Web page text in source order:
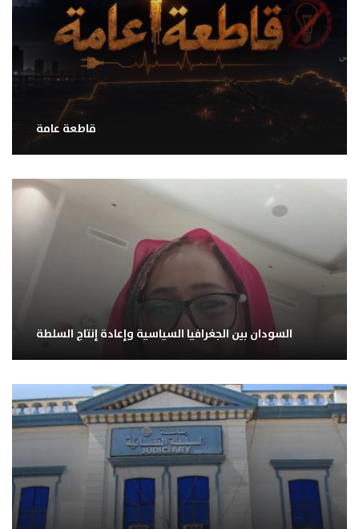
قاطعة عامة
السودان بين الجغرافيا السياسية وإعادة إنتاج السلطة